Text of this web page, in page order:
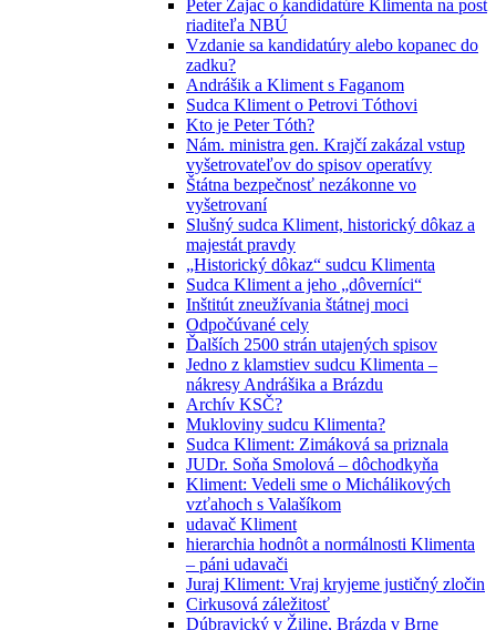
Peter Zajac o kandidatúre Klimenta na post
riaditeľa NBÚ
Vzdanie sa kandidatúry alebo kopanec do
zadku?
Andrášik a Kliment s Faganom
Sudca Kliment o Petrovi Tóthovi
Kto je Peter Tóth?
Nám. ministra gen. Krajčí zakázal vstup
vyšetrovateľov do spisov operatívy
Štátna bezpečnosť nezákonne vo
vyšetrovaní
Slušný sudca Kliment, historický dôkaz a
majestát pravdy
„Historický dôkaz“ sudcu Klimenta
Sudca Kliment a jeho „dôverníci“
Inštitút zneužívania štátnej moci
Odpočúvané cely
Ďalších 2500 strán utajených spisov
Jedno z klamstiev sudcu Klimenta –
nákresy Andrášika a Brázdu
Archív KSČ?
Mukloviny sudcu Klimenta?
Sudca Kliment: Zimáková sa priznala
JUDr. Soňa Smolová – dôchodkyňa
Kliment: Vedeli sme o Michálikových
vzťahoch s Valašíkom
udavač Kliment
hierarchia hodnôt a normálnosti Klimenta
– páni udavači
Juraj Kliment: Vraj kryjeme justičný zločin
Cirkusová záležitosť
Dúbravický v Žiline, Brázda v Brne